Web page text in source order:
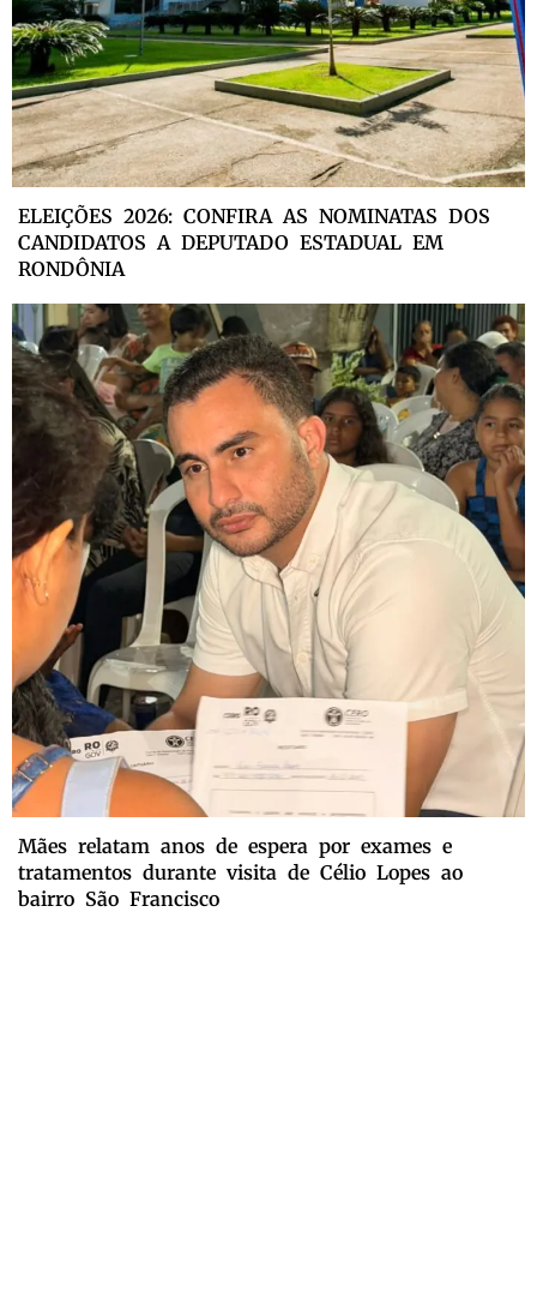
ELEIÇÕES 2026: CONFIRA AS NOMINATAS DOS
CANDIDATOS A DEPUTADO ESTADUAL EM
RONDÔNIA
Mães relatam anos de espera por exames e
tratamentos durante visita de Célio Lopes ao
bairro São Francisco